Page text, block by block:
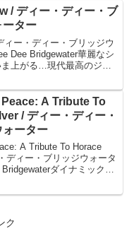
/ ディー・ディー・ブ
ーター
ィー・ディー・ブリッジウ
Dee Bridgewater華麗なシ
上がる…現代最高のジャ
ワイルのソング・ブッ
A Tribute To
/ ディー・ディー・
ォーター
A Tribute To Horace
ディー・ブリッジウォータ
ダイナミックな
て大きく開花し...
ク